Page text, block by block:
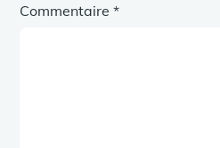
Commentaire*